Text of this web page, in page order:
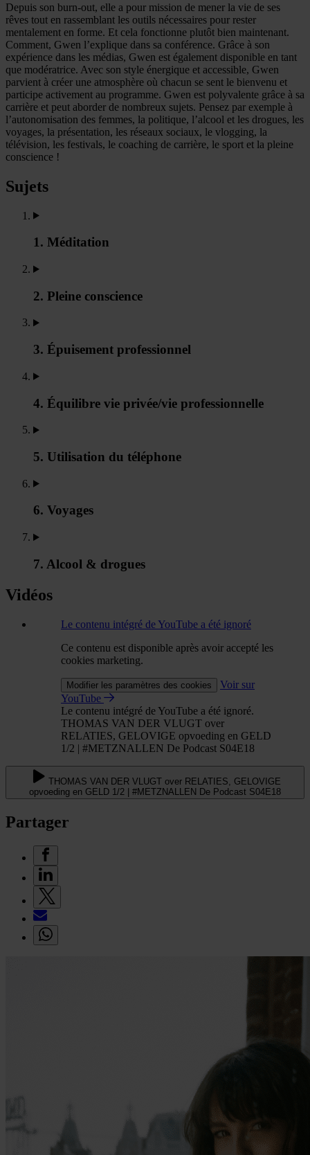
Depuis son burn-out, elle a pour mission de mener la vie de ses
rêves tout en rassemblant les outils nécessaires pour rester
mentalement en forme. Et cela fonctionne plutôt bien maintenant.
Comment, Gwen l’explique dans sa conférence. Grâce à son
expérience dans les médias, Gwen est également disponible en tant
que modératrice. Avec son style énergique et accessible, Gwen
parvient à créer une atmosphère où chacun se sent le bienvenu et
participe activement au programme. Gwen est polyvalente grâce à sa
carrière et peut aborder de nombreux sujets. Pensez par exemple à
l’autonomisation des femmes, la politique, l’alcool et les drogues, les
voyages, la présentation, les réseaux sociaux, le vlogging, la
télévision, les festivals, le coaching de carrière, le sport et la pleine
conscience !
Sujets
1. Méditation
2. Pleine conscience
3. Épuisement professionnel
4. Équilibre vie privée/vie professionnelle
5. Utilisation du téléphone
6. Voyages
7. Alcool & drogues
Vidéos
Le contenu intégré de YouTube a été ignoré
Ce contenu est disponible après avoir accepté les
cookies marketing.
Modifier les paramètres des cookies
Voir sur
YouTube
Le contenu intégré de YouTube a été ignoré.
THOMAS VAN DER VLUGT over
RELATIES, GELOVIGE opvoeding en GELD
1/2 | #METZNALLEN De Podcast S04E18
THOMAS VAN DER VLUGT over RELATIES, GELOVIGE
opvoeding en GELD 1/2 | #METZNALLEN De Podcast S04E18
Partager